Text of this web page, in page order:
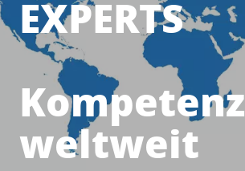
EXPERTS
Kompetenz
weltweit